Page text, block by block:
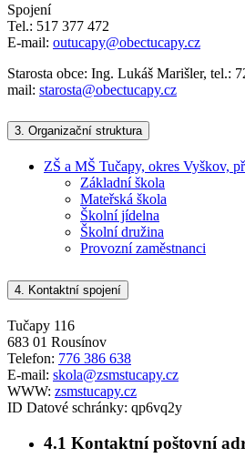
Spojení
Tel.: 517 377 472
E-mail: outucapy@obectucapy.cz
Starosta obce: Ing. Lukáš Marišler, tel.:
mail: starosta@obectucapy.cz
3. Organizační struktura
ZŠ a MŠ Tučapy, okres Vyškov,
Základní škola
Mateřská škola
Školní jídelna
Školní družina
Provozní zaměstnanci
4. Kontaktní spojení
Tučapy 116
683 01 Rousínov
Telefon: 776 386 638
E-mail: skola@zsmstucapy.cz
WWW: zsmstucapy.cz
ID Datové schránky: qp6vq2y
4.1 Kontaktní poštovní